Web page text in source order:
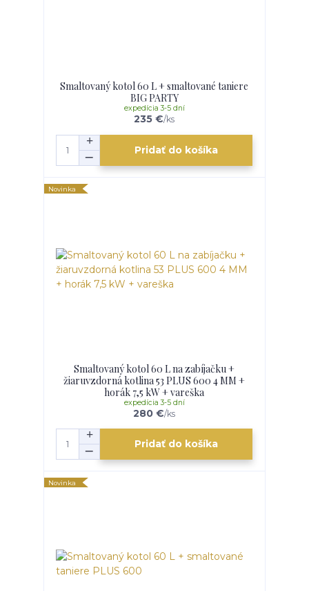
Smaltovaný kotol 60 L + smaltované taniere
BIG PARTY
235 €/ks
expedícia 3-5 dní
Pridať do košíka
Novinka
Smaltovaný kotol 60 L na zabíjačku +
žiaruvzdorná kotlina 53 PLUS 600 4 MM +
horák 7,5 kW + vareška
280 €/ks
expedícia 3-5 dní
Pridať do košíka
Novinka